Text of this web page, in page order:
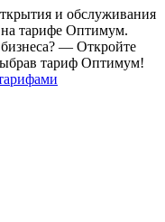
и обслуживания
на тарифе Оптимум.
— Откройте
тариф Оптимум!